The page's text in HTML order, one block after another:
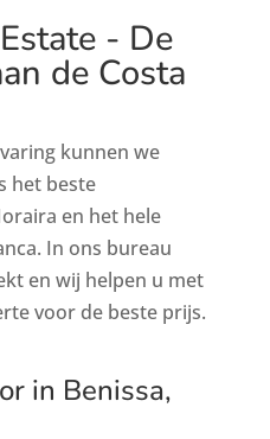
- De
de Costa
kunnen we
het beste
en het hele
In ons bureau
en wij helpen u met
voor de beste prijs.
in Benissa,